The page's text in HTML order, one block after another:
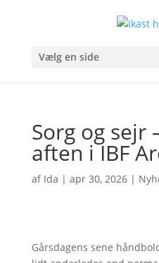
Vælg en side
Sorg og sejr
aften i IBF
af Ida | apr 30, 2026|
Gårsdagens sene